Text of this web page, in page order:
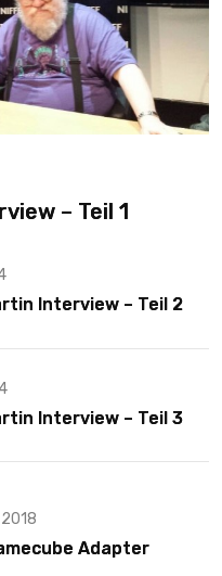
– Teil 1
Interview – Teil 2
Interview – Teil 3
Adapter